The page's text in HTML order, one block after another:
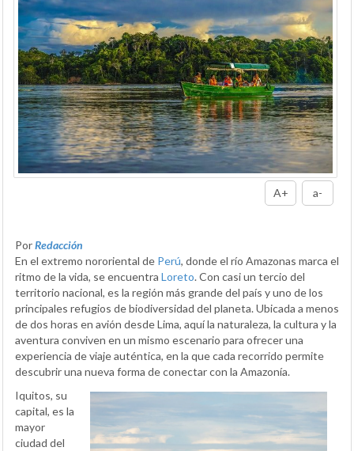
A+ a-
PorRedacción
En el extremo nororiental de Perú, donde el río Amazonas marca el
ritmo de la vida, se encuentra Loreto. Con casi un tercio del
territorio nacional, es la región más grande del país y uno de los
principales refugios de biodiversidad del planeta. Ubicada a menos
de dos horas en avión desde Lima, aquí la naturaleza, la cultura y la
aventura conviven en un mismo escenario para ofrecer una
experiencia de viaje auténtica, en la que cada recorrido permite
descubrir una nueva forma de conectar con la Amazonía.
Iquitos, su
capital, es la
mayor
ciudad del